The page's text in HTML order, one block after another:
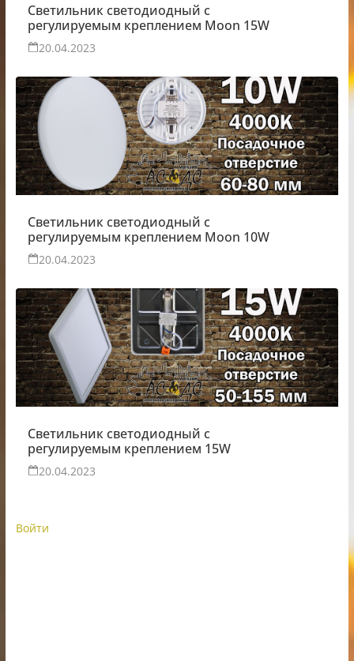
Светильник светодиодный с
регулируемым креплением Moon 15W
20.04.2023
Светильник светодиодный с
регулируемым креплением Moon 10W
20.04.2023
Светильник светодиодный с
регулируемым креплением 15W
20.04.2023
Войти